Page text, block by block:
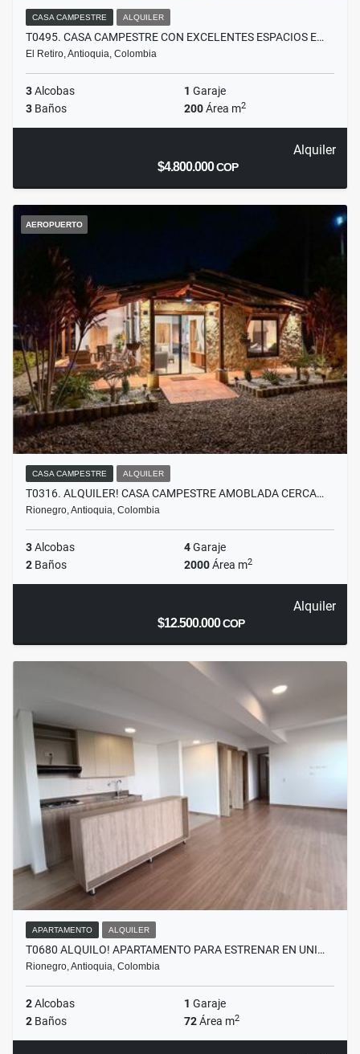
CASA CAMPESTRE ALQUILER
T0495. CASA CAMPESTRE CON EXCELENTES ESPACIOS E…
El Retiro, Antioquia, Colombia
3Alcobas 1 Garaje
3 Baños 200Área m2
Alquiler
$4.800.000COP
AEROPUERTO
CASA CAMPESTRE ALQUILER
T0316. ALQUILER! CASA CAMPESTRE AMOBLADA CERCA…
Rionegro, Antioquia, Colombia
3Alcobas 4Garaje
2 Baños 2000Área m2
Alquiler
$12.500.000COP
APARTAMENTO ALQUILER
T0680 ALQUILO! APARTAMENTO PARA ESTRENAR EN UNI…
Rionegro, Antioquia, Colombia
2Alcobas 1 Garaje
2 Baños 72Área m2